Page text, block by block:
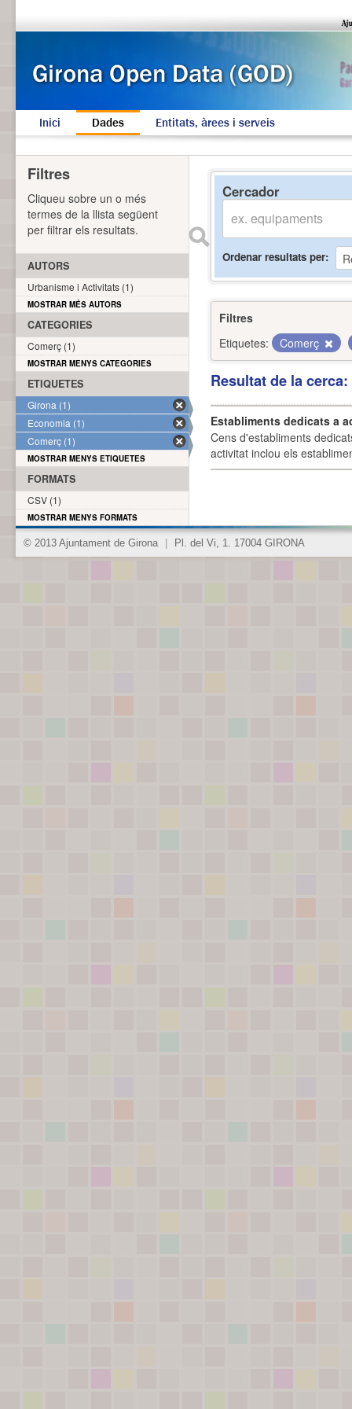
Inici Dades Entitats, àrees i serveis
Cercador
Ordenar resultats per
Filtres
Etiquetes:
Comerç
Resultat de la
Establiments dedicats a
Cens d'establiments
activitat inclou els
Filtres
Cliqueu sobre un o més
termes de la llista següent
per filtrar els resultats.
AUTORS
Urbanisme i Activitats (1)
MOSTRAR MÉS AUTORS
CATEGORIES
Comerç (1)
MOSTRAR MENYS CATEGORIES
ETIQUETES
Girona (1)
Economia (1)
Comerç (1)
MOSTRAR MENYS ETIQUETES
FORMATS
CSV (1)
MOSTRAR MENYS FORMATS
© 2013 Ajuntament de Girona Pl. del Vi, 1. 17004 GIRONA